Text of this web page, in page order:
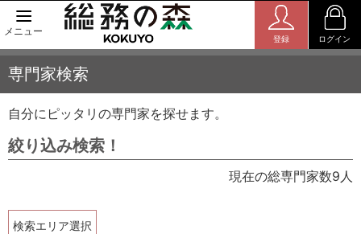
メニュー
登録 ログイン
専門家検索
自分にピッタリの専門家を探せます。
絞り込み検索！
現在の総専門家数9人
検索エリア選択